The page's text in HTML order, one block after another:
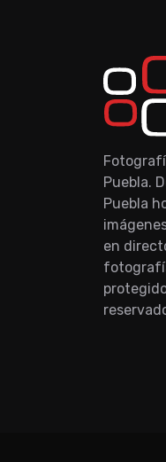
Puebla.
Puebla
en